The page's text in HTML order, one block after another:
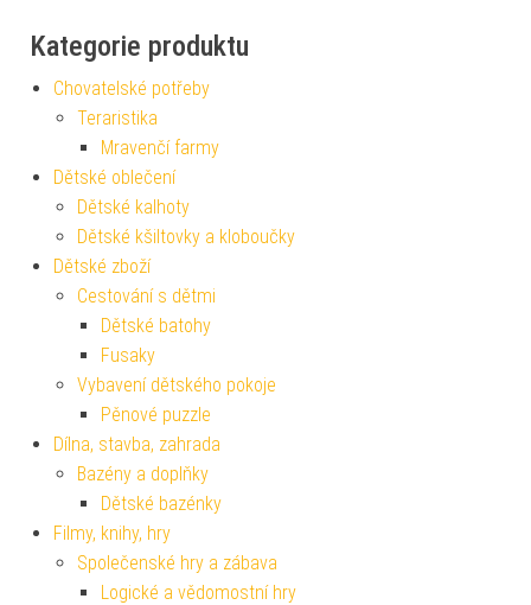
Kategorie produktu
Chovatelské potřeby
Teraristika
Mravenčí farmy
Dětské oblečení
Dětské kalhoty
Dětské kšiltovky a kloboučky
Dětské zboží
Cestování s dětmi
Dětské batohy
Fusaky
Vybavení dětského pokoje
Pěnové puzzle
Dílna, stavba, zahrada
Bazény a doplňky
Dětské bazénky
Filmy, knihy, hry
Společenské hry a zábava
Logické a vědomostní hry